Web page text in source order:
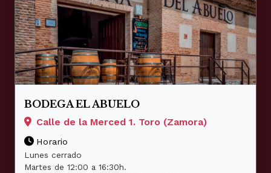
BODEGA EL ABUELO
Calle de la Merced 1. Toro (Zamora)
Horario
Lunes cerrado
Martes de 12:00 a 16:30h.